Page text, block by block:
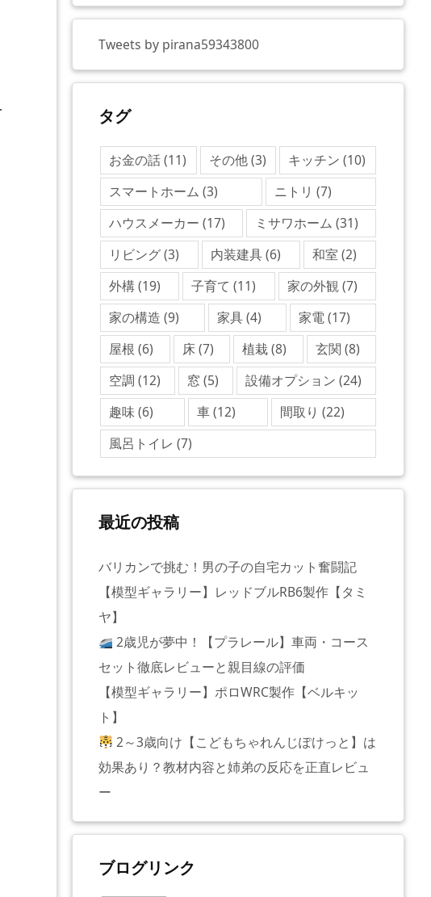
Tweets by pirana59343800
タグ
お金の話(11) その他(3) キッチン (10)
スマートホーム (3) ニトリ (7)
ハウスメーカー (17) ミサワホーム (31)
リビング(3) 内装建具(6) 和室 (2)
外構(19) 子育て (11) 家の外観(7)
家の構造 (9) 家具(4) 家電(17)
屋根 (6) 床(7) 植栽(8) 玄関 (8)
空調 (12) 窓 (5) 設備オプション (24)
趣味 (6) 車(12) 間取り (22)
風呂トイレ (7)
最近の投稿
バリカンで挑む！男の子の自宅カット奮闘記
【模型ギャラリー】レッドブルRB6製作【タミ
ヤ】
2歳児が夢中！【プラレール】車両・コース
セット徹底レビューと親目線の評価
【模型ギャラリー】ポロWRC製作【ベルキッ
ト】
2～3歳向け【こどもちゃれんじぽけっと】は
効果あり？教材内容と姉弟の反応を正直レビュ
ー
ブログリンク